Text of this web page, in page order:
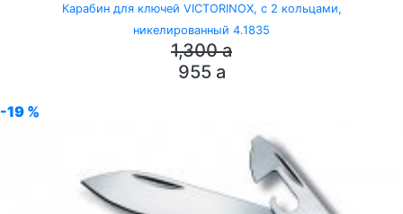
Карабин для ключей VICTORINOX, с 2 кольцами,
никелированный 4.1835
1,300a
955 a
-19 %